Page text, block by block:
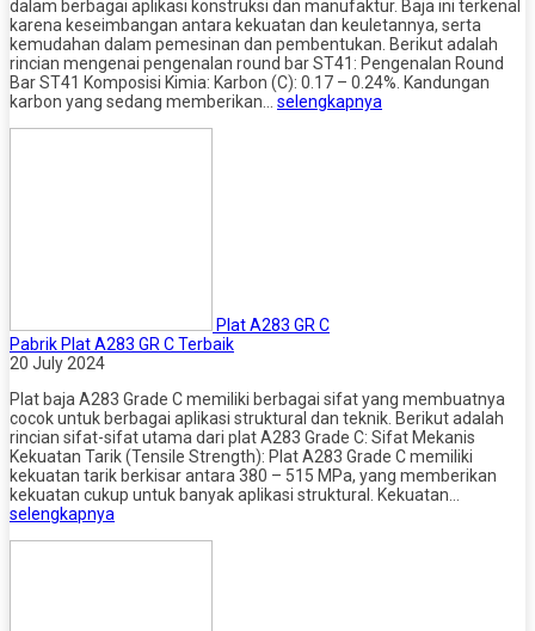
dalam berbagai aplikasi konstruksi dan manufaktur. Baja ini terkenal
karena keseimbangan antara kekuatan dan keuletannya, serta
kemudahan dalam pemesinan dan pembentukan. Berikut adalah
rincian mengenai pengenalan round bar ST41: Pengenalan Round
Bar ST41 Komposisi Kimia: Karbon (C): 0.17 – 0.24%. Kandungan
karbon yang sedang memberikan… selengkapnya
Plat A283 GR C
Pabrik Plat A283 GR C Terbaik
20 July 2024
Plat baja A283 Grade C memiliki berbagai sifat yang membuatnya
cocok untuk berbagai aplikasi struktural dan teknik. Berikut adalah
rincian sifat-sifat utama dari plat A283 Grade C: Sifat Mekanis
Kekuatan Tarik (Tensile Strength): Plat A283 Grade C memiliki
kekuatan tarik berkisar antara 380 – 515 MPa, yang memberikan
kekuatan cukup untuk banyak aplikasi struktural. Kekuatan…
selengkapnya